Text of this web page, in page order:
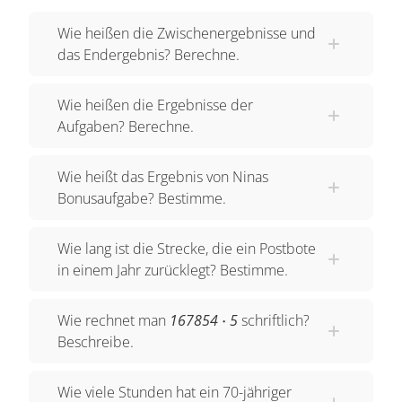
Damit du dir das noch besser einprägst, kommt
jetzt noch eine Aufgabe:
7689 x 97
Jetzt musst du zwei Rechnungen machen und
7 multiplizieren.
Kopf behalten. 9 x 8 = 72; 72 + 8 = 80; die 0 links
neben die 1 schreiben und die 8 im Kopf
neben die 0 schreiben und die 6 im Kopf
Wie heißen die Zwischenergebnisse und
das Endergebnis? Berechne.
Wie heißen die Ergebnisse der
Aufgaben? Berechne.
Wie heißt das Ergebnis von Ninas
Bonusaufgabe? Bestimme.
Wie lang ist die Strecke, die ein Postbote
in einem Jahr zurücklegt? Bestimme.
Wie rechnet man 167854 \cdot
⋅ 5schriftlich?
Beschreibe.
Wie viele Stunden hat ein 70-jähriger